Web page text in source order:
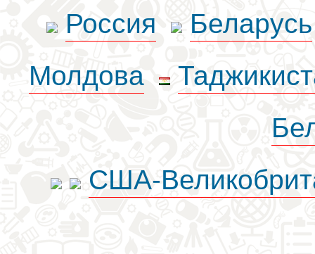
Россия
Беларусь
Молдова
США-